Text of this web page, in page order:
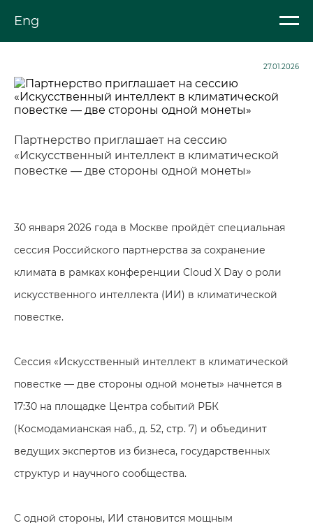
Eng
27.01.2026
Партнерство приглашает на сессию
«Искусственный интеллект в климатической
повестке — две стороны одной монеты»
30 января 2026 года в Москве пройдёт специальная
сессия Российского партнерства за сохранение
климата в рамках конференции Cloud X Day о роли
искусственного интеллекта (ИИ) в климатической
повестке.
Сессия «Искусственный интеллект в климатической
повестке — две стороны одной монеты» начнется в
17:30 на площадке Центра событий РБК
(Космодамианская наб., д. 52, стр. 7) и объединит
ведущих экспертов из бизнеса, государственных
структур и научного сообщества.
С одной стороны, ИИ становится мощным